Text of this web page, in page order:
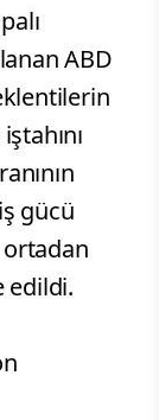
ABD
gücü
ortadan
edildi.